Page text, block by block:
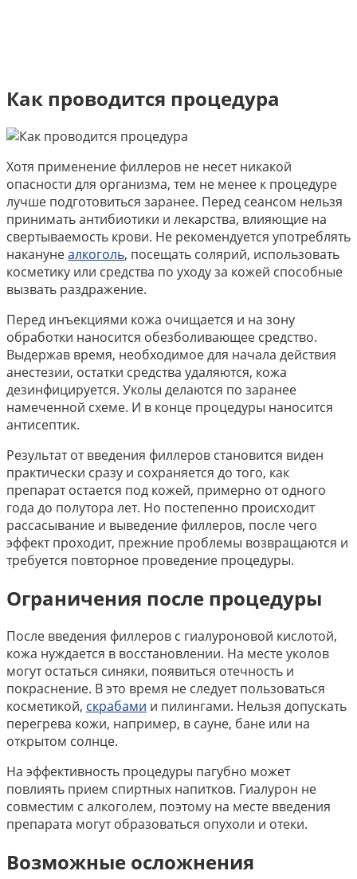
Как проводится процедура
Хотя применение филлеров не несет никакой
опасности для организма, тем не менее к процедуре
лучше подготовиться заранее. Перед сеансом нельзя
принимать антибиотики и лекарства, влияющие на
свертываемость крови. Не рекомендуется употреблять
наканунеалкоголь, посещать солярий, использовать
косметику или средства по уходу за кожей способные
вызвать раздражение.
Перед инъекциями кожа очищается и на зону
обработки наносится обезболивающее средство.
Выдержав время, необходимое для начала действия
анестезии, остатки средства удаляются, кожа
дезинфицируется. Уколы делаются по заранее
намеченной схеме. И в конце процедуры наносится
антисептик.
Результат от введения филлеров становится виден
практически сразу и сохраняется до того, как
препарат остается под кожей, примерно от одного
года до полутора лет. Но постепенно происходит
рассасывание и выведение филлеров, после чего
эффект проходит, прежние проблемы возвращаются и
требуется повторное проведение процедуры.
Ограничения после процедуры
После введения филлеров с гиалуроновой кислотой,
кожа нуждается в восстановлении. На месте уколов
могут остаться синяки, появиться отечность и
покраснение. В это время не следует пользоваться
косметикой, скрабами и пилингами. Нельзя допускать
перегрева кожи, например, в сауне, бане или на
открытом солнце.
На эффективность процедуры пагубно может
повлиять прием спиртных напитков. Гиалурон не
совместим с алкоголем, поэтому на месте введения
препарата могут образоваться опухоли и отеки.
Возможные осложнения